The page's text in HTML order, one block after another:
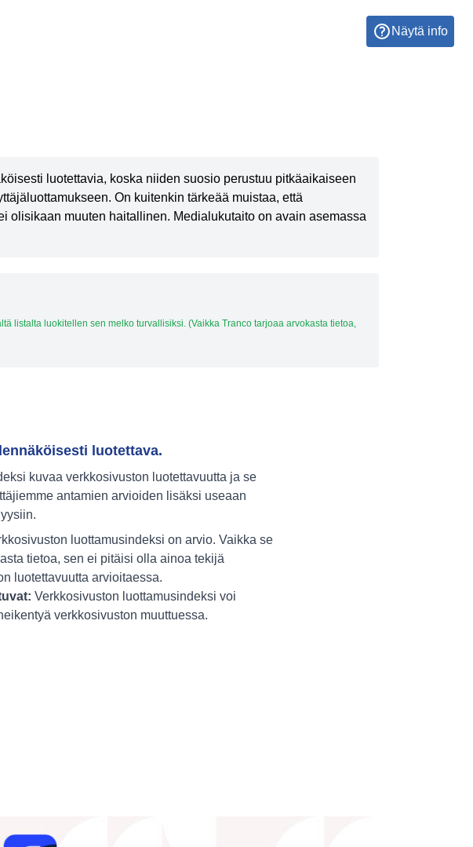
Näytä info
luotettavia, koska niiden suosio perustuu pitkäaikaiseen
On kuitenkin tärkeää muistaa, että
olisikaan muuten haitallinen. Medialukutaito on avain asemassa
listalta luokitellen sen melko turvallisiksi. (Vaikka Tranco tarjoaa arvokasta tietoa,
luotettava.
kuvaa verkkosivuston luotettavuutta ja se
antamien arvioiden lisäksi useaan
luottamusindeksi on arvio. Vaikka se
tietoa, sen ei pitäisi olla ainoa tekijä
luotettavuutta arvioitaessa.
Verkkosivuston luottamusindeksi voi
verkkosivuston muuttuessa.